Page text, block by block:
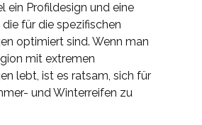
ein Profildesign und eine
für die spezifischen
optimiert sind. Wenn man
mit extremen
lebt, ist es ratsam, sich für
und Winterreifen zu